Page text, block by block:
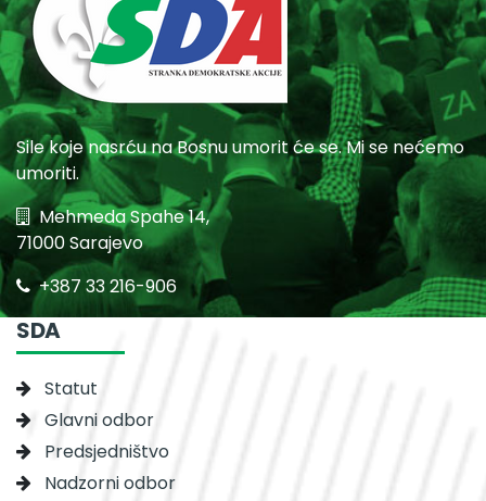
Sile koje nasrću na Bosnu umorit će se. Mi se nećemo
umoriti.
Mehmeda Spahe 14,
71000 Sarajevo
+387 33 216-906
SDA
Statut
Glavni odbor
Predsjedništvo
Nadzorni odbor